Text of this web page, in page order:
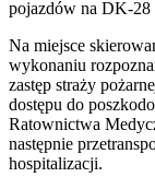
pojazdów na DK-28
Na miejsce
wykonaniu
zastęp straży
dostępu do
Ratownictwa
następnie
hospitalizacji.